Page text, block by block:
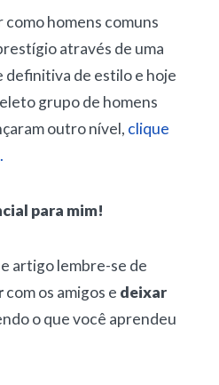
como homens comuns
através de uma
definitiva de estilo e hoje
grupo de homens
outro nível, clique
para mim!
artigo lembre-se de
com os amigos e deixar
o que você aprendeu